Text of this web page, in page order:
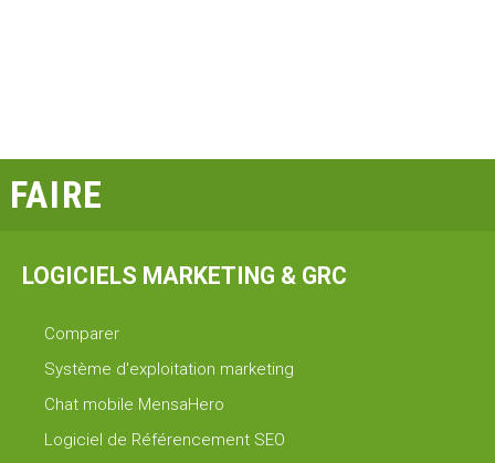
FAIRE
LOGICIELS MARKETING & GRC
Comparer
Système d'exploitation marketing
Chat mobile MensaHero
Logiciel de Référencement SEO